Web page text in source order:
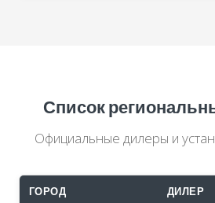
Список
Официальные дилеры и
ГОРОД ДИЛЕР